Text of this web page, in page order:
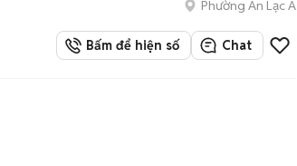
Phường An Lạc A
Bấm để hiện số Chat